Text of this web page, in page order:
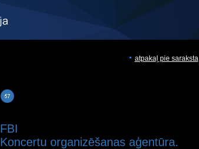
atpakaļ pie saraksta
FBI
Koncertu organizēšanas aģentūra.